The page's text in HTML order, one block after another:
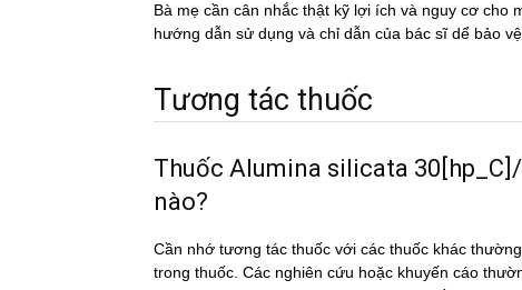
Bà mẹ cần cân nhắc thật kỹ lợi ích và nguy cơ cho
hướng dẫn sử dụng và chỉ dẫn của bác sĩ dể bảo
Tương tác thuốc
Thuốc Alumina silicata
nào?
Cần nhớ tương tác thuốc với các thuốc khác
trong thuốc. Các nghiên cứu hoặc khuyến cáo